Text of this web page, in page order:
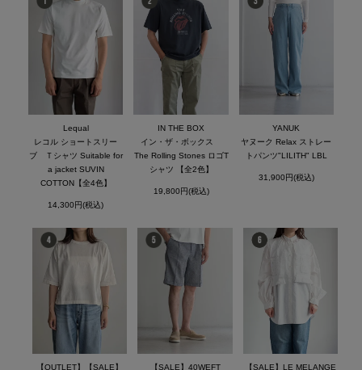
Lequal
レコル ショートスリー
ブ Ｔシャツ Suitable for
a jacket SUVIN
COTTON【全4色】
14,300円(税込)
IN THE BOX
イン・ザ・ボックス
The Rolling Stones ロゴT
シャツ 【全2色】
19,800円(税込)
YANUK
ヤヌーク Relax ストレー
トパンツ"LILITH" LBL
31,900円(税込)
【OUTLET】【SALE】 【SALE】40WEFT 【SALE】LE MELANGE